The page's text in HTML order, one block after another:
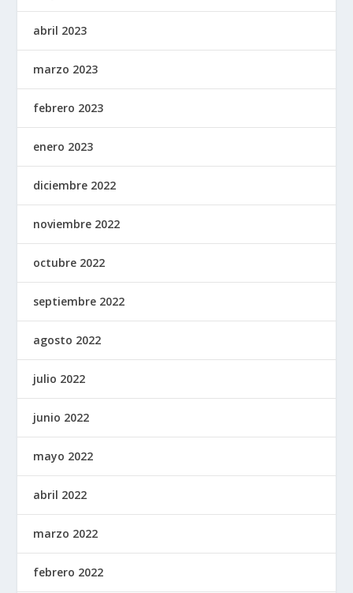
abril 2023
marzo 2023
febrero 2023
enero 2023
diciembre 2022
noviembre 2022
octubre 2022
septiembre 2022
agosto 2022
julio 2022
junio 2022
mayo 2022
abril 2022
marzo 2022
febrero 2022